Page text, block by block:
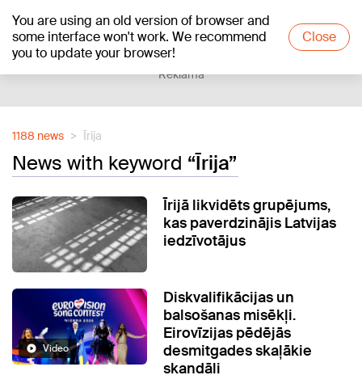
You are using an old version of browser and
some interface won't work. We recommend
you to update your browser!
Close
+21°C
Reklāma
1188 news Īrija
News with keyword “Īrija”
Īrijā likvidēts grupējums,
kas paverdzinājis Latvijas
iedzīvotājus
Video
Diskvalifikācijas un
balsošanas misēkļi.
Eirovīzijas pēdējās
desmitgades skaļākie
skandāli